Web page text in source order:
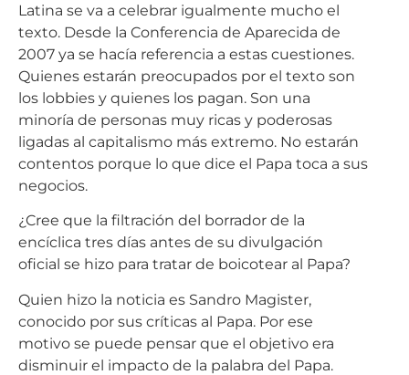
Latina se va a celebrar igualmente mucho el
texto. Desde la Conferencia de Aparecida de
2007 ya se hacía referencia a estas cuestiones.
Quienes estarán preocupados por el texto son
los lobbies y quienes los pagan. Son una
minoría de personas muy ricas y poderosas
ligadas al capitalismo más extremo. No estarán
contentos porque lo que dice el Papa toca a sus
negocios.
¿Cree que la filtración del borrador de la
encíclica tres días antes de su divulgación
oficial se hizo para tratar de boicotear al Papa?
Quien hizo la noticia es Sandro Magister,
conocido por sus críticas al Papa. Por ese
motivo se puede pensar que el objetivo era
disminuir el impacto de la palabra del Papa.